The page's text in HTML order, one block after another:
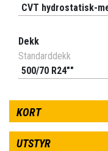
CVT hydrostatisk-
Dekk
Standarddekk
500/70 R24""
KORT
UTSTYR